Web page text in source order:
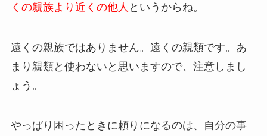
くの親族より近くの他人 というからね。
遠くの親族ではありません。遠くの親類です。あ
まり親類と使わないと思いますので、注意しまし
ょう。
やっぱり困ったときに頼りになるのは、自分の事